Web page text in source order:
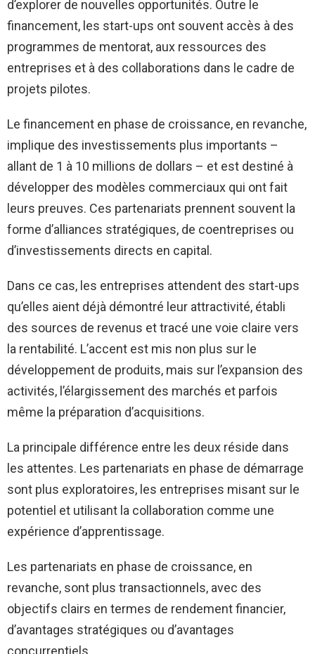
d’explorer de nouvelles opportunités. Outre le
financement, les start-ups ont souvent accès à des
programmes de mentorat, aux ressources des
entreprises et à des collaborations dans le cadre de
projets pilotes.
Le financement en phase de croissance, en revanche,
implique des investissements plus importants –
allant de 1 à 10 millions de dollars – et est destiné à
développer des modèles commerciaux qui ont fait
leurs preuves. Ces partenariats prennent souvent la
forme d’alliances stratégiques, de coentreprises ou
d’investissements directs en capital.
Dans ce cas, les entreprises attendent des start-ups
qu’elles aient déjà démontré leur attractivité, établi
des sources de revenus et tracé une voie claire vers
la rentabilité. L’accent est mis non plus sur le
développement de produits, mais sur l’expansion des
activités, l’élargissement des marchés et parfois
même la préparation d’acquisitions.
La principale différence entre les deux réside dans
les attentes. Les partenariats en phase de démarrage
sont plus exploratoires, les entreprises misant sur le
potentiel et utilisant la collaboration comme une
expérience d’apprentissage.
Les partenariats en phase de croissance, en
revanche, sont plus transactionnels, avec des
objectifs clairs en termes de rendement financier,
d’avantages stratégiques ou d’avantages
concurrentiels.